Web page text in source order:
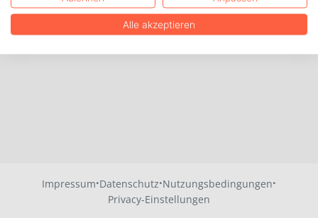
Impressum·Datenschutz·Nutzungsbedingungen·
Privacy-Einstellungen
Alle akzeptieren